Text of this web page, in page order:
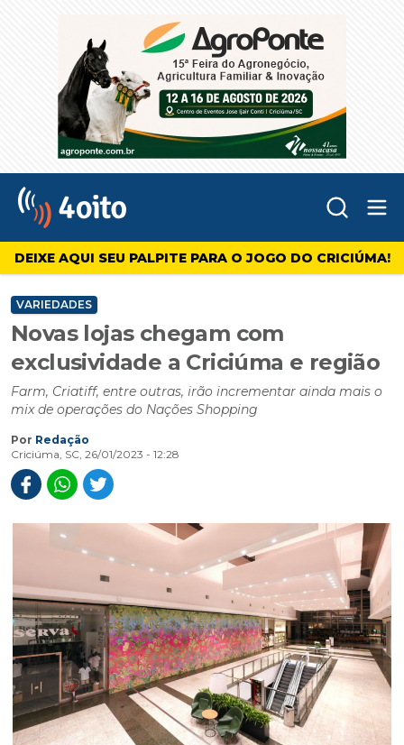
4oito
DEIXE AQUI SEU PALPITE PARA O JOGO DO CRICIÚMA!
VARIEDADES
Novas lojas chegam com
exclusividade a Criciúma e região
Farm, Criatiff, entre outras, irão incrementar ainda mais o
mix de operações do Nações Shopping
Por Redação
Criciúma, SC, 26/01/2023 - 12:28